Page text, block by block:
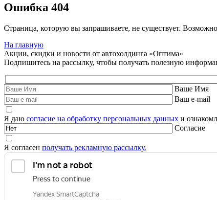
Ошибка 404
Страница, которую вы запрашиваете, не существует.
На главную
Акции, скидки и новости от автохолдинга «Оптима»
Подпишитесь на рассылку, чтобы получать полезную
Ваше Имя
Ваш e-mail
Я даю согласие на обработку персональных данных и
Согласие
Я согласен получать рекламную рассылку.